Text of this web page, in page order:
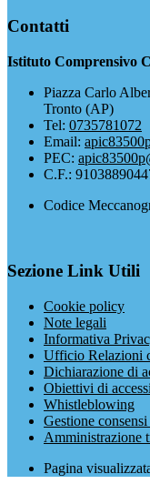
Contatti
Istituto Comprensivo
Piazza Carlo
Tronto (AP)
Tel: 0735781072
Email:
PEC:
C.F.:
Codice
Sezione Link Utili
Cookie policy
Note legali
Informativa
Ufficio Relazioni
Dichiarazione di
Obiettivi di
Whistleblowing
Gestione
Amministrazione
Pagina